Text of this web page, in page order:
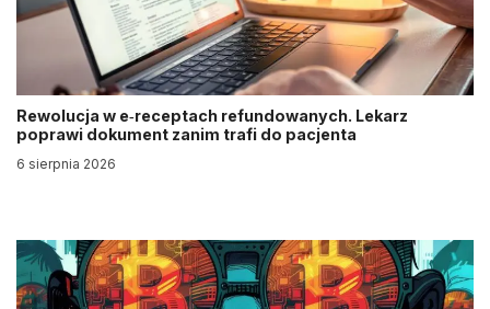
Rewolucja w e‑receptach refundowanych. Lekarz
poprawi dokument zanim trafi do pacjenta
6 sierpnia 2026